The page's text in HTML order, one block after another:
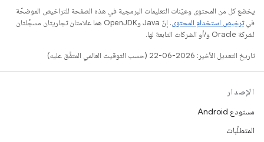
يخضع كل من المحتوى وعيّنات التعليمات البرمجية في هذه الصفحة للتراخيص الموضحّة
فيترخيص استخدام المحتوى
. إنّ Java وOpenJDK هما علامتان تجاريتان مسجَّلتان
لشركة Oracle و/أو الشركات التابعة لها.
تاريخ التعديل الأخير: 2026-06-22 (حسب التوقيت العالمي المتفَّق عليه)
الإصدار
مستودع Android
المتطلّبات